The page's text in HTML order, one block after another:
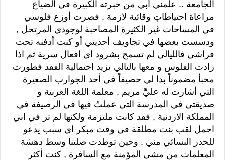
الجامعة .. علمني أبي من خبرته الكبيرة في الضياع
مراعاة احتياطاتٍ وقائية لازمة , فصرت أوزع فلوسي
في المساحات غير الكثيرة المصاحبة لوجودي المرتحل ,
ودسست بعضها في تجاويف أحذيتي أو كنت أدفنه تحت
فراشي فالليالي لم تسمح بشرود اي افعال سرية ثم اذا
زادت الفلوس و معها بالتالي تزيد احتمالية الفقد فطورت
مخبأ مضموناً بدا لي حصيفاً في أحد الجوارب الصغيرة
التي أشارت له عليَّ مريم , معلمة اللغة العربية و
صديقتي في المدرسة التي عملتُ فيها في الرصيفة في
المملكة الاردنية , فقد كانت ملتزمة ولكنها لم تر في اني
احمل لقب بنت مطلقة في وقت مبكر اي سبب يدعو
للحذر النسائي مني . وحين توطدت صلتنا وسط دهشة
المعلمات من مشي المؤمنة مع السافرة , كنت أكثر